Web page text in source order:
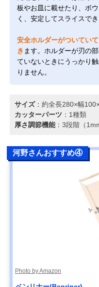
板やお皿に載せたり、ボ
く、安定してスライスでき
安全ホルダーがついてい
き ます。ホルダーが刃の
ていないときにうっかり
りません。
サイズ：約全長280×幅
カッターパーツ ：1種類
厚さ調節機能：3段階（
河野さんおすすめ④
Photo by Amazon